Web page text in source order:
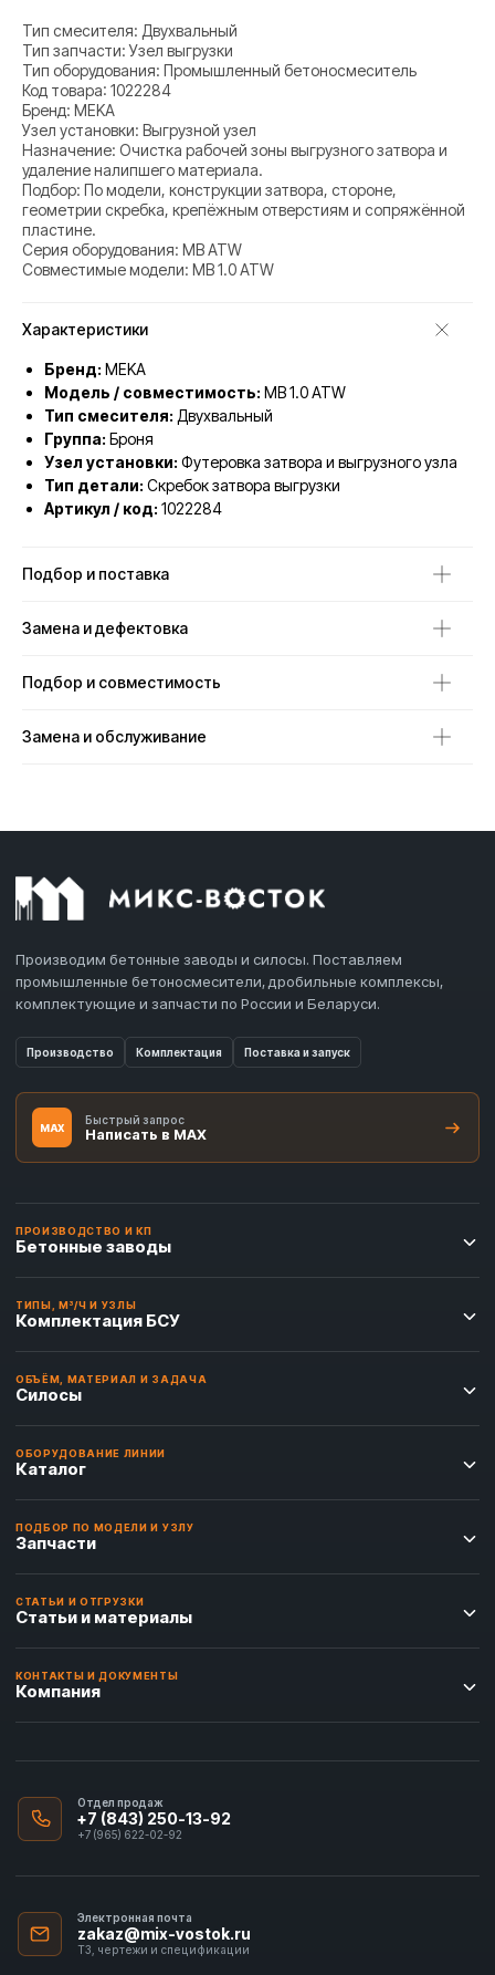
Тип смесителя: Двухвальный
Тип запчасти: Узел выгрузки
Тип оборудования: Промышленный бетоносмеситель
Код товара: 1022284
Бренд: MEKA
Узел установки: Выгрузной узел
Назначение: Очистка рабочей зоны выгрузного затвора и
удаление налипшего материала.
Подбор: По модели, конструкции затвора, стороне,
геометрии скребка, крепёжным отверстиям и сопряжённой
пластине.
Серия оборудования: MB ATW
Совместимые модели: MB 1.0 ATW
Характеристики
Бренд: MEKA
Модель / совместимость: MB 1.0 ATW
Тип смесителя: Двухвальный
Группа: Броня
Узел установки: Футеровка затвора и выгрузного узла
Тип детали: Скребок затвора выгрузки
Артикул / код: 1022284
Подбор и поставка
Замена и дефектовка
Подбор и совместимость
Замена и обслуживание
Производим бетонные заводы и силосы. Поставляем
промышленные бетоносмесители, дробильные комплексы,
комплектующие и запчасти по России и Беларуси.
Производство Комплектация Поставка и запуск
MAX
Быстрый запрос
Написать в MAX
ПРОИЗВОДСТВО И КП
Бетонные заводы
ТИПЫ, М³/Ч И УЗЛЫ
Комплектация БСУ
ОБЪЁМ, МАТЕРИАЛ И ЗАДАЧА
Силосы
ОБОРУДОВАНИЕ ЛИНИИ
Каталог
ПОДБОР ПО МОДЕЛИ И УЗЛУ
Запчасти
СТАТЬИ И ОТГРУЗКИ
Статьи и материалы
КОНТАКТЫ И ДОКУМЕНТЫ
Компания
Отдел продаж
+7 (843) 250-13-92
+7 (965) 622-02-92
Электронная почта
zakaz@mix-vostok.ru
ТЗ, чертежи и спецификации